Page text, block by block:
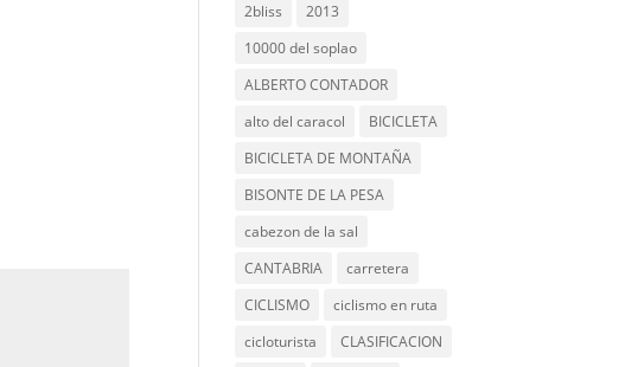
2bliss
2013
10000 del soplao
ALBERTO CONTADOR
alto del caracol
BICICLETA
BICICLETA DE MONTAÑA
BISONTE DE LA PESA
cabezon de la sal
CANTABRIA
carretera
CICLISMO
ciclismo en ruta
cicloturista
CLASIFICACION